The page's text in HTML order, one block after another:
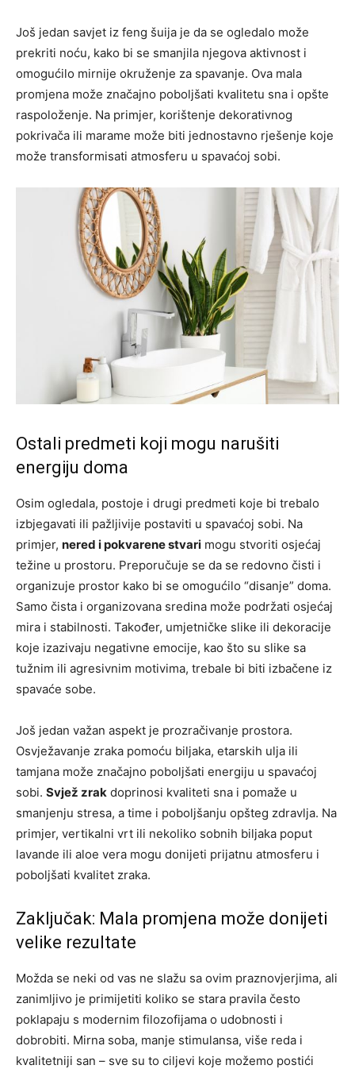
Još jedan savjet iz feng šuija je da se ogledalo može
prekriti noću, kako bi se smanjila njegova aktivnost i
omogućilo mirnije okruženje za spavanje. Ova mala
promjena može značajno poboljšati kvalitetu sna i opšte
raspoloženje. Na primjer, korištenje dekorativnog
pokrivača ili marame može biti jednostavno rješenje koje
može transformisati atmosferu u spavaćoj sobi.
Ostali predmeti koji mogu narušiti
energiju doma
Osim ogledala, postoje i drugi predmeti koje bi trebalo
izbjegavati ili pažljivije postaviti u spavaćoj sobi. Na
primjer, nered i pokvarene stvari mogu stvoriti osjećaj
težine u prostoru. Preporučuje se da se redovno čisti i
organizuje prostor kako bi se omogućilo “disanje” doma.
Samo čista i organizovana sredina može podržati osjećaj
mira i stabilnosti. Također, umjetničke slike ili dekoracije
koje izazivaju negativne emocije, kao što su slike sa
tužnim ili agresivnim motivima, trebale bi biti izbačene iz
spavaće sobe.
Još jedan važan aspekt je prozračivanje prostora.
Osvježavanje zraka pomoću biljaka, etarskih ulja ili
tamjana može značajno poboljšati energiju u spavaćoj
sobi. Svjež zrak doprinosi kvaliteti sna i pomaže u
smanjenju stresa, a time i poboljšanju opšteg zdravlja. Na
primjer, vertikalni vrt ili nekoliko sobnih biljaka poput
lavande ili aloe vera mogu donijeti prijatnu atmosferu i
poboljšati kvalitet zraka.
Zaključak: Mala promjena može donijeti
velike rezultate
Možda se neki od vas ne slažu sa ovim praznovjerjima, ali
zanimljivo je primijetiti koliko se stara pravila često
poklapaju s modernim filozofijama o udobnosti i
dobrobiti. Mirna soba, manje stimulansa, više reda i
kvalitetniji san – sve su to ciljevi koje možemo postići